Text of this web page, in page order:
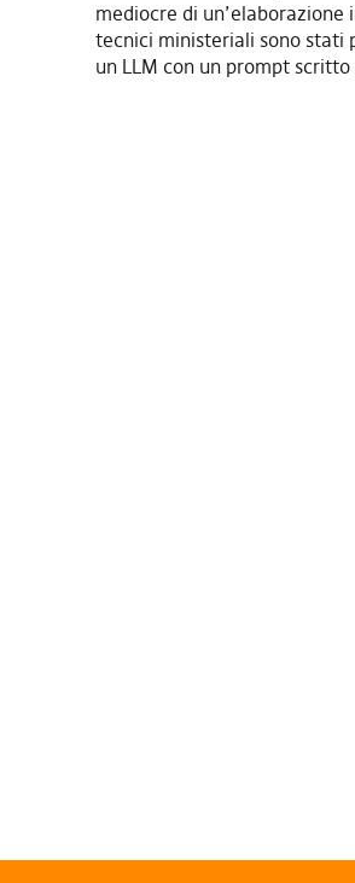
mediocre di un’elaborazione
tecnici ministeriali sono stati
un LLM con un prompt